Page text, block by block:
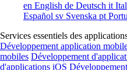
en English de Deutsch it
Español sv Svenska pt
Services essentiels des
Développement application
mobiles Développement
d'applications iOS